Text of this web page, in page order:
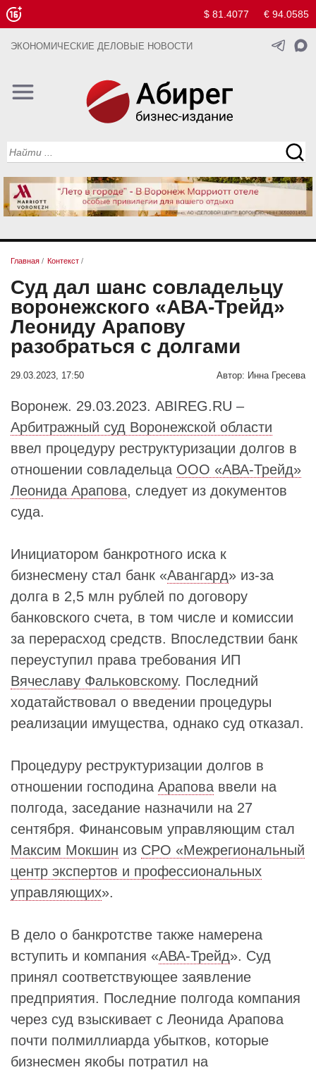
$ 81.4077 € 94.0585
ЭКОНОМИЧЕСКИЕ ДЕЛОВЫЕ НОВОСТИ
Главная / Контекст /
Суд дал шанс совладельцу
воронежского «АВА-Трейд»
Леониду Арапову
разобраться с долгами
29.03.2023, 17:50 Автор: Инна Гресева
Воронеж. 29.03.2023. ABIREG.RU –
Арбитражный суд Воронежской области
ввел процедуру реструктуризации долгов в
отношении совладельца ООО «АВА-Трейд»
Леонида Арапова, следует из документов
суда.
Инициатором банкротного иска к
бизнесмену стал банк «Авангард» из-за
долга в 2,5 млн рублей по договору
банковского счета, в том числе и комиссии
за перерасход средств. Впоследствии банк
переуступил права требования ИП
Вячеславу Фальковскому. Последний
ходатайствовал о введении процедуры
реализации имущества, однако суд отказал.
Процедуру реструктуризации долгов в
отношении господина Арапова ввели на
полгода, заседание назначили на 27
сентября. Финансовым управляющим стал
Максим Мокшин из СРО «Межрегиональный
центр экспертов и профессиональных
управляющих».
В дело о банкротстве также намерена
вступить и компания «АВА-Трейд». Суд
принял соответствующее заявление
предприятия. Последние полгода компания
через суд взыскивает с Леонида Арапова
почти полмиллиарда убытков, которые
бизнесмен якобы потратил на